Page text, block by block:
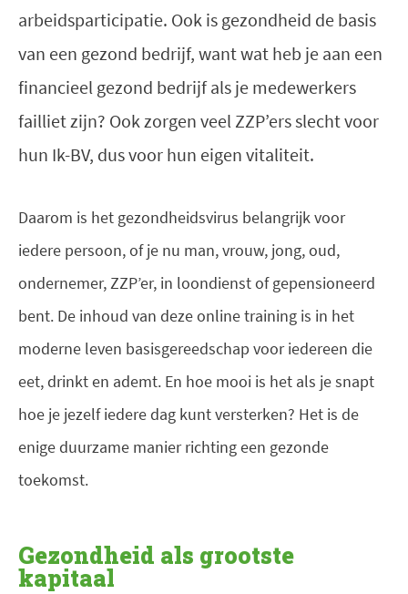
arbeidsparticipatie. Ook is gezondheid de basis
van een gezond bedrijf, want wat heb je aan een
financieel gezond bedrijf als je medewerkers
failliet zijn? Ook zorgen veel ZZP’ers slecht voor
hun Ik-BV, dus voor hun eigen vitaliteit.
Daarom is het gezondheidsvirus belangrijk voor
iedere persoon, of je nu man, vrouw, jong, oud,
ondernemer, ZZP’er, in loondienst of gepensioneerd
bent. De inhoud van deze online training is in het
moderne leven basisgereedschap voor iedereen die
eet, drinkt en ademt. En hoe mooi is het als je snapt
hoe je jezelf iedere dag kunt versterken? Het is de
enige duurzame manier richting een gezonde
toekomst.
Gezondheid als grootste
kapitaal